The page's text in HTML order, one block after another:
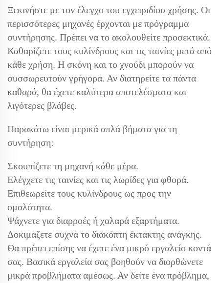
Ξεκινήστε με τον έλεγχο του εγχειριδίου χρήσης. Οι
περισσότερες μηχανές έρχονται με πρόγραμμα
συντήρησης. Πρέπει να το ακολουθείτε προσεκτικά.
Καθαρίζετε τους κυλίνδρους και τις ταινίες μετά από
κάθε χρήση. Η σκόνη και το χνούδι μπορούν να
συσσωρευτούν γρήγορα. Αν διατηρείτε τα πάντα
καθαρά, θα έχετε καλύτερα αποτελέσματα και
λιγότερες βλάβες.
Παρακάτω είναι μερικά απλά βήματα για τη
συντήρηση:
Σκουπίζετε τη μηχανή κάθε μέρα.
Ελέγχετε τις ταινίες και τις λωρίδες για φθορά.
Επιθεωρείτε τους κυλίνδρους ως προς την
ομαλότητα.
Ψάχνετε για διαρροές ή χαλαρά εξαρτήματα.
Δοκιμάζετε συχνά το διακόπτη έκτακτης ανάγκης.
Θα πρέπει επίσης να έχετε ένα μικρό εργαλείο κοντά
σας. Βασικά εργαλεία σας βοηθούν να διορθώνετε
μικρά προβλήματα αμέσως. Αν δείτε ένα πρόβλημα,